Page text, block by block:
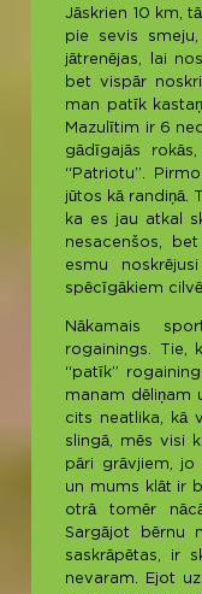
Jāskrien 10 km,
pie sevis
jātrenējas, lai
bet vispār
man patīk
Mazulītim ir 6
gādīgajās
“Patriotu”.
jūtos kā randiņā.
ka es jau atkal
nesacenšos,
esmu
spēcīgākiem
Nākamais
rogainings. Tie,
“patīk”
manam dēliņam
cits neatlika, kā
slingā, mēs visi
pāri grāvjiem, jo
un mums klāt ir
otrā tomēr
Sargājot bērnu
saskrāpētas, ir
nevaram. Ejot